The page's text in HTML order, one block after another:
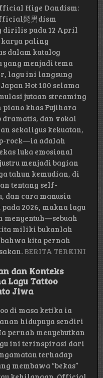
Hige Dandism:
髭男dism
dirilis pada 12 April
karya paling
dalam katalog
yang menjadi tema
lagu ini langsung
Hot 100 selama
jutaan streaming
piano khas Fujihara
dramatis, dan vokal
sekaligus kekuatan,
rock—ia adalah
luka emosional
menjadi bagian
tahun kemudian, di
tentang self-
dan cara manusia
2026, makna lagu
menyentuh—sebuah
miliki bukanlah
kita pernah
BERITA TERKINI
dan Konteks
Lagu Tattoo
Jiwa
di masa ketika ia
hidupnya sendiri
pernah menyebutkan
ini terinspirasi dari
terhadap
membawa “bekas”